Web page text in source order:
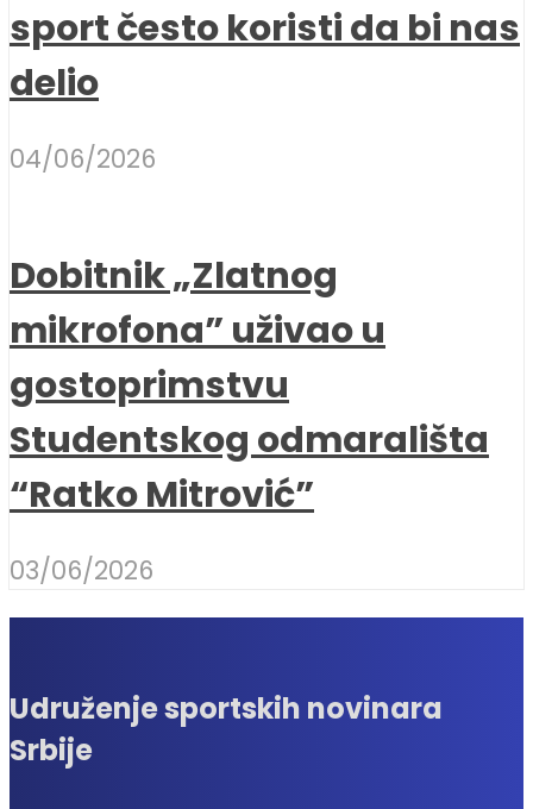
sport često koristi da bi nas
delio
04/06/2026
Dobitnik „Zlatnog
mikrofona” uživao u
gostoprimstvu
Studentskog odmarališta
“Ratko Mitrović”
03/06/2026
Udruženje sportskih novinara
Srbije